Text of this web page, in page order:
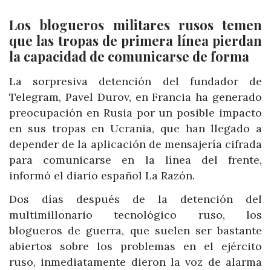
Los blogueros militares rusos temen
que las tropas de primera línea pierdan
la capacidad de comunicarse de forma
La sorpresiva detención del fundador de
Telegram, Pavel Durov, en Francia ha generado
preocupación en Rusia por un posible impacto
en sus tropas en Ucrania, que han llegado a
depender de la aplicación de mensajería cifrada
para comunicarse en la línea del frente,
informó el diario español La Razón.
Dos días después de la detención del
multimillonario tecnológico ruso, los
blogueros de guerra, que suelen ser bastante
abiertos sobre los problemas en el ejército
ruso, inmediatamente dieron la voz de alarma